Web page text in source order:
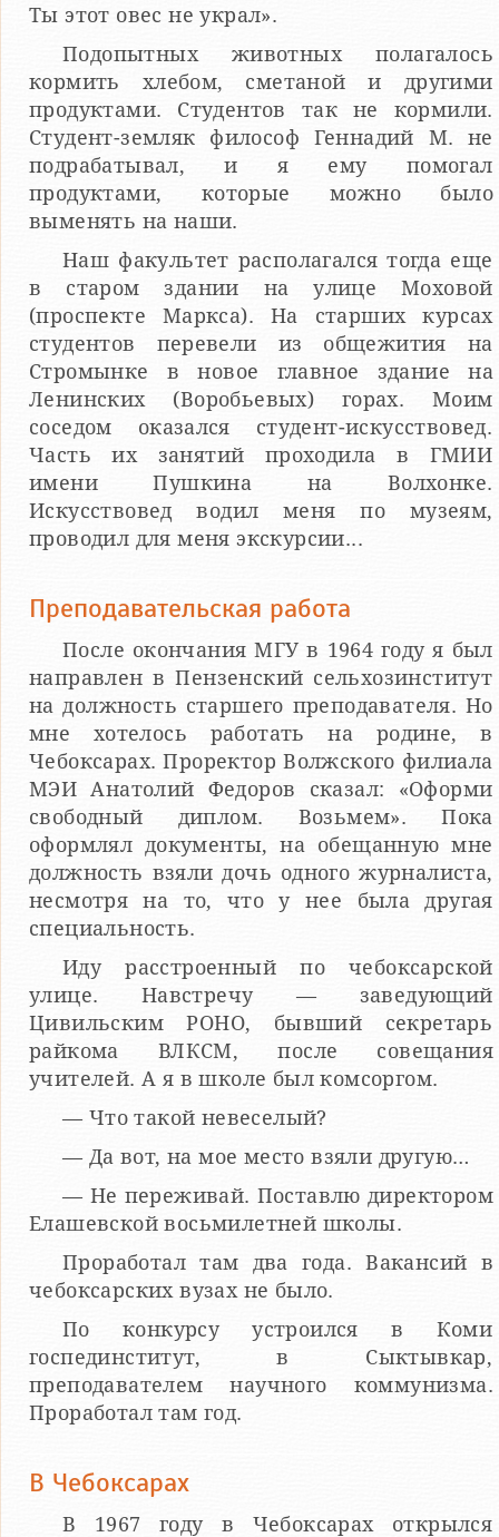
Ты этот овес не украл».
Подопытных животных полагалось
кормить хлебом, сметаной и другими
продуктами. Студентов так не кормили.
Студент-земляк философ Геннадий М. не
подрабатывал, и я ему помогал
продуктами, которые можно было
выменять на наши.
Наш факультет располагался тогда еще
в старом здании на улице Моховой
(проспекте Маркса). На старших курсах
студентов перевели из общежития на
Стромынке в новое главное здание на
Ленинских (Воробьевых) горах. Моим
соседом оказался студент-искусствовед.
Часть их занятий проходила в ГМИИ
имени Пушкина на Волхонке.
Искусствовед водил меня по музеям,
проводил для меня экскурсии...
Преподавательская работа
После окончания МГУ в 1964 году я был
направлен в Пензенский сельхозинститут
на должность старшего преподавателя. Но
мне хотелось работать на родине, в
Чебоксарах. Проректор Волжского филиала
МЭИ Анатолий Федоров сказал: «Оформи
свободный диплом. Возьмем». Пока
оформлял документы, на обещанную мне
должность взяли дочь одного журналиста,
несмотря на то, что у нее была другая
специальность.
Иду расстроенный по чебоксарской
улице. Навстречу — заведующий
Цивильским РОНО, бывший секретарь
райкома ВЛКСМ, после совещания
учителей. А я в школе был комсоргом.
— Что такой невеселый?
— Да вот, на мое место взяли другую…
— Не переживай. Поставлю директором
Елашевской восьмилетней школы.
Проработал там два года. Вакансий в
чебоксарских вузах не было.
По конкурсу устроился в Коми
госпединститут, в Сыктывкар,
преподавателем научного коммунизма.
Проработал там год.
В Чебоксарах
В 1967 году в Чебоксарах открылся